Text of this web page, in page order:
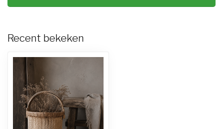
Recent bekeken